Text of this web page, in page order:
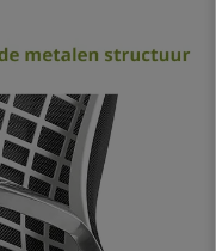
kan worden geregeld
op de
verschillende voordelen:
is bij een product
hetevenwicht tussen
te voorkomen.